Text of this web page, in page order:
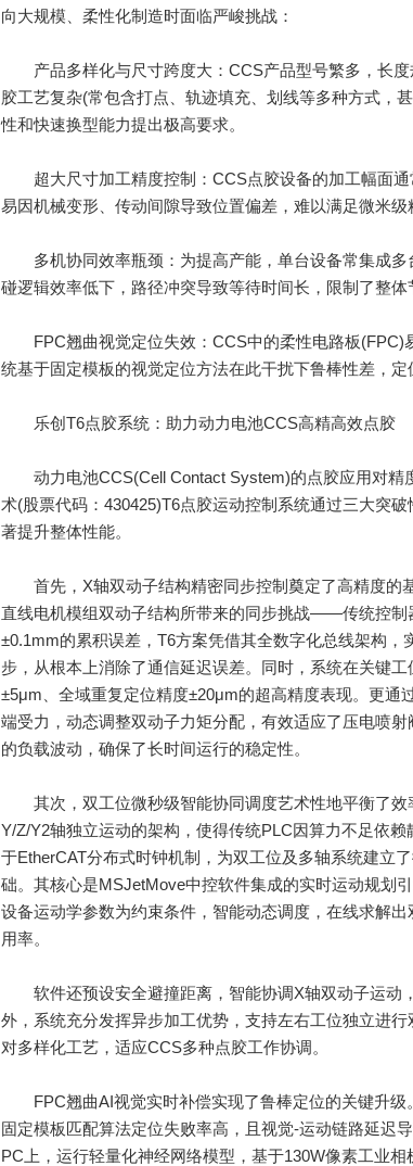
向大规模、柔性化制造时面临严峻挑战：
产品多样化与尺寸跨度大：CCS产品型号繁多，长度
胶工艺复杂(常包含打点、轨迹填充、划线等多种方式，
性和快速换型能力提出极高要求。
超大尺寸加工精度控制：CCS点胶设备的加工幅面通
易因机械变形、传动间隙导致位置偏差，难以满足微米级
多机协同效率瓶颈：为提高产能，单台设备常集成多
碰逻辑效率低下，路径冲突导致等待时间长，限制了整体
FPC翘曲视觉定位失效：CCS中的柔性电路板(FPC)
统基于固定模板的视觉定位方法在此干扰下鲁棒性差，定
乐创T6点胶系统：助力动力电池CCS高精高效点胶
动力电池CCS(Cell Contact System)的点胶应用对精
术(股票代码：430425)T6点胶运动控制系统通过三大突
著提升整体性能。
首先，X轴双动子结构精密同步控制奠定了高精度的
直线电机模组双动子结构所带来的同步挑战——传统控制
±0.1mm的累积误差，T6方案凭借其全数字化总线架构，
步，从根本上消除了通信延迟误差。同时，系统在关键
±5μm、全域重复定位精度±20μm的超高精度表现。更通
端受力，动态调整双动子力矩分配，有效适应了压电喷
的负载波动，确保了长时间运行的稳定性。
其次，双工位微秒级智能协同调度艺术性地平衡了效
Y/Z/Y2轴独立运动的架构，使得传统PLC因算力不足依
于EtherCAT分布式时钟机制，为双工位及多轴系统建立
础。其核心是MSJetMove中控软件集成的实时运动规划
设备运动学参数为约束条件，智能动态调度，在线求解
用率。
软件还预设安全避撞距离，智能协调X轴双动子运动
外，系统充分发挥异步加工优势，支持左右工位独立进
对多样化工艺，适应CCS多种点胶工作协调。
FPC翘曲AI视觉实时补偿实现了鲁棒定位的关键升级
固定模板匹配算法定位失败率高，且视觉-运动链路延迟
PC上，运行轻量化神经网络模型，基于130W像素工业